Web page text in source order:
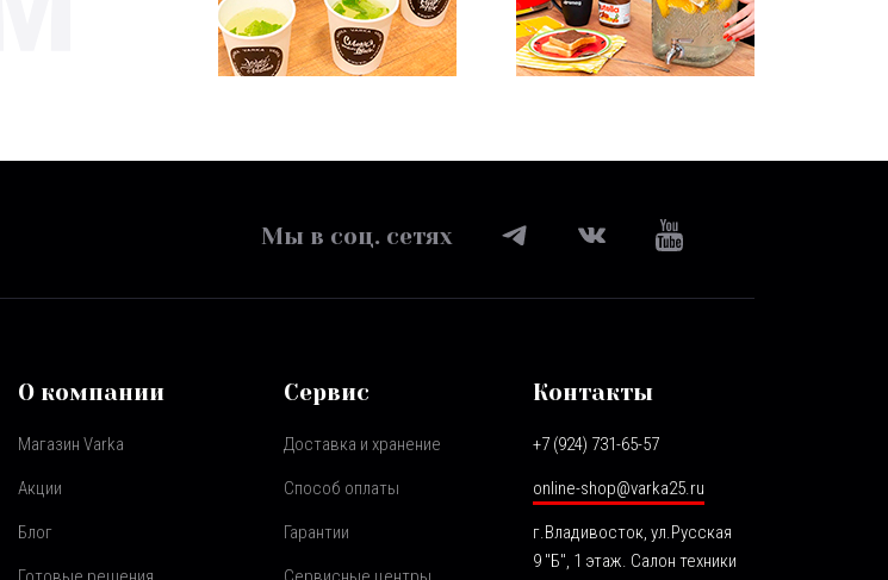
Мы в соц. сетях
О компании
Магазин Varka
Акции
Блог
Сервис
Доставка и хранение
Способ оплаты
Гарантии
Контакты
+7 (924) 731-65-57
online-shop@varka25.ru
г.Владивосток, ул.Русская
9 "Б", 1 этаж. Салон техники